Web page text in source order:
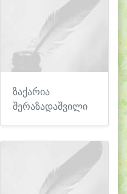
ზაქარია
შერაზადაშვილი